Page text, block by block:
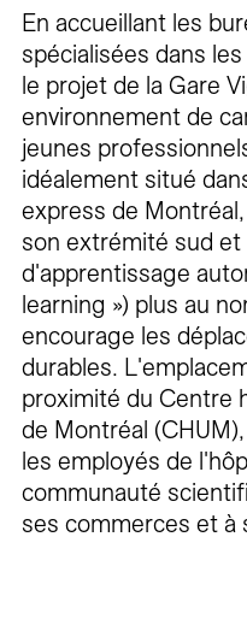
En accueillant les
spécialisées dans
le projet de la Gare
environnement de
jeunes
idéalement situé
express de
son extrémité sud et
d'apprentissage
learning ») plus au
encourage les
durables.
proximité du Centre
de Montréal
les employés de
communauté
ses commerces et à